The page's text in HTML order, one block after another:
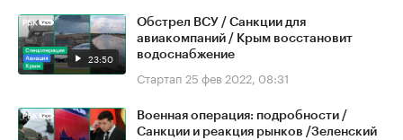
23:50
Обстрел ВСУ / Санкции для
авиакомпаний / Крым восстановит
водоснабжение
Стартап 25 фев 2022, 08:31
Военная операция: подробности /
Санкции и реакция рынков /Зеленский